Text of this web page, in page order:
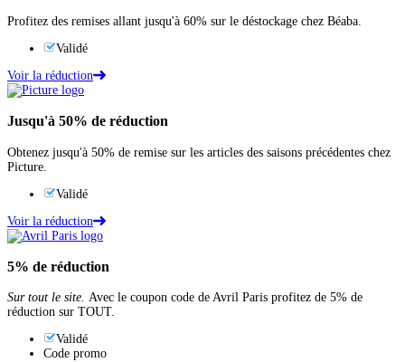
Profitez des remises allant jusqu'à 60% sur le déstockage chez Béaba.
Validé
Voir la réduction
Jusqu'à 50% de réduction
Obtenez jusqu'à 50% de remise sur les articles des saisons précédentes chez
Picture.
Validé
Voir la réduction
5% de réduction
Sur tout le site. Avec le coupon code de Avril Paris profitez de 5% de
réduction sur TOUT.
Validé
Code promo